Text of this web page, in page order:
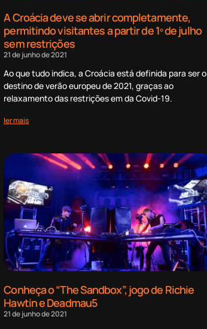
A Croácia deve se abrir completamente,
permitindo visitantes a partir de 1º de julho
sem restrições
21 de junho de 2021
Ao que tudo indica, a Croácia está definida para ser o
destino de verão europeu de 2021, graças ao
relaxamento das restrições em da Covid-19.
ler mais
Conheça o “The Sandbox”, jogo de Richie
Hawtin e Deadmau5
21 de junho de 2021